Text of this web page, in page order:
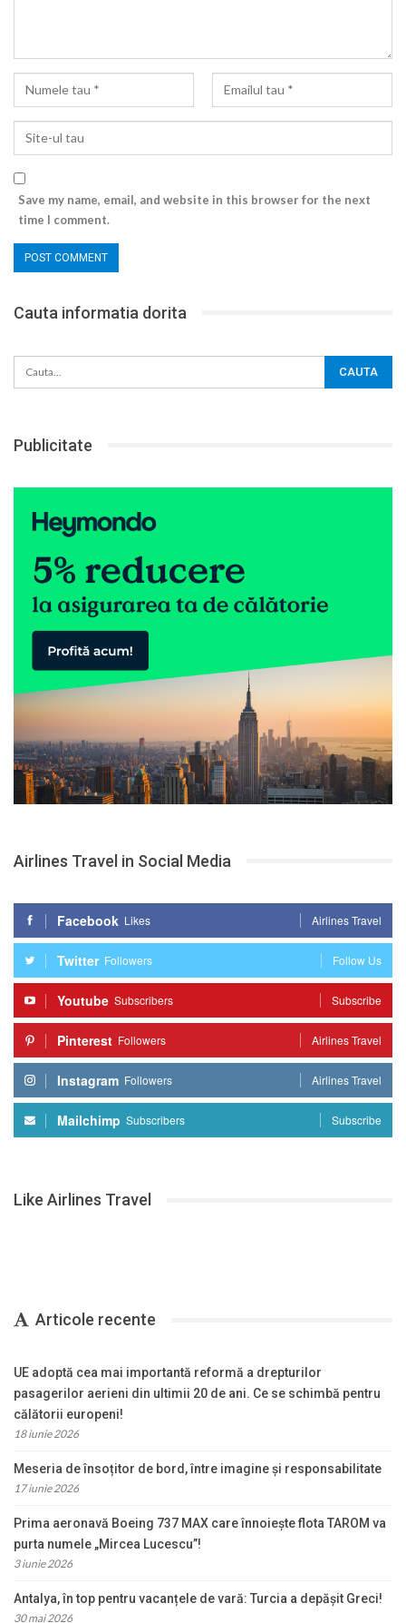
Save my name, email, and website in this browser for the next
time I comment.
Cauta informatia dorita
Publicitate
Airlines Travel in Social Media
Facebook Likes Airlines Travel
Twitter Followers Follow Us
Youtube Subscribers Subscribe
Pinterest Followers Airlines Travel
Instagram Followers Airlines Travel
Mailchimp Subscribers Subscribe
Like Airlines Travel
Articole recente
UE adoptă cea mai importantă reformă a drepturilor
pasagerilor aerieni din ultimii 20 de ani. Ce se schimbă pentru
călătorii europeni!
18 iunie 2026
Meseria de însoțitor de bord, între imagine și responsabilitate
17 iunie 2026
Prima aeronavă Boeing 737 MAX care înnoiește flota TAROM va
purta numele „Mircea Lucescu”!
3 iunie 2026
Antalya, în top pentru vacanțele de vară: Turcia a depășit Greci!
30 mai 2026